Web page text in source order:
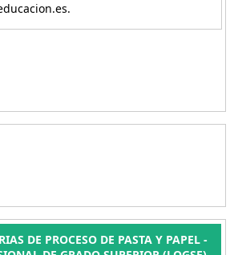
DE PROCESO DE PASTA Y PAPEL -